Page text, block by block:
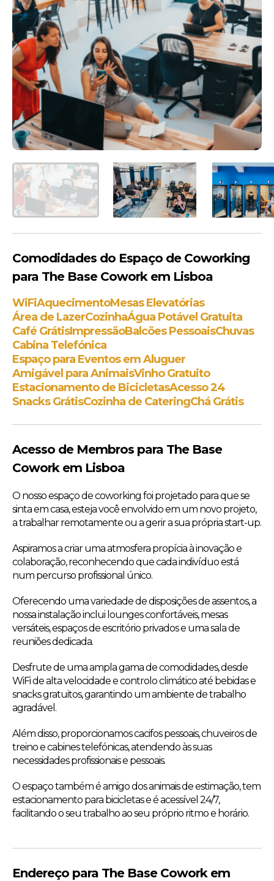
Comodidades do Espaço de Coworking
para The Base Cowork em Lisboa
WiFiAquecimentoMesas Elevatórias
Área de LazerCozinhaÁgua Potável Gratuita
Café GrátisImpressãoBalcões PessoaisChuvas
Cabina Telefónica
Espaço para Eventos em Aluguer
Amigável para AnimaisVinho Gratuito
Estacionamento de BicicletasAcesso 24
Snacks GrátisCozinha de CateringChá Grátis
Acesso de Membros para The Base
Cowork em Lisboa
O nosso espaço de coworking foi projetado para que se
sinta em casa, esteja você envolvido em um novo projeto,
a trabalhar remotamente ou a gerir a sua própria start-up.
Aspiramos a criar uma atmosfera propícia à inovação e
colaboração, reconhecendo que cada indivíduo está
num percurso profissional único.
Oferecendo uma variedade de disposições de assentos, a
nossa instalação inclui lounges confortáveis, mesas
versáteis, espaços de escritório privados e uma sala de
reuniões dedicada.
Desfrute de uma ampla gama de comodidades, desde
WiFi de alta velocidade e controlo climático até bebidas e
snacks gratuitos, garantindo um ambiente de trabalho
agradável.
Além disso, proporcionamos cacifos pessoais, chuveiros de
treino e cabines telefónicas, atendendo às suas
necessidades profissionais e pessoais.
O espaço também é amigo dos animais de estimação, tem
estacionamento para bicicletas e é acessível 24/7,
facilitando o seu trabalho ao seu próprio ritmo e horário.
Endereço para The Base Cowork em